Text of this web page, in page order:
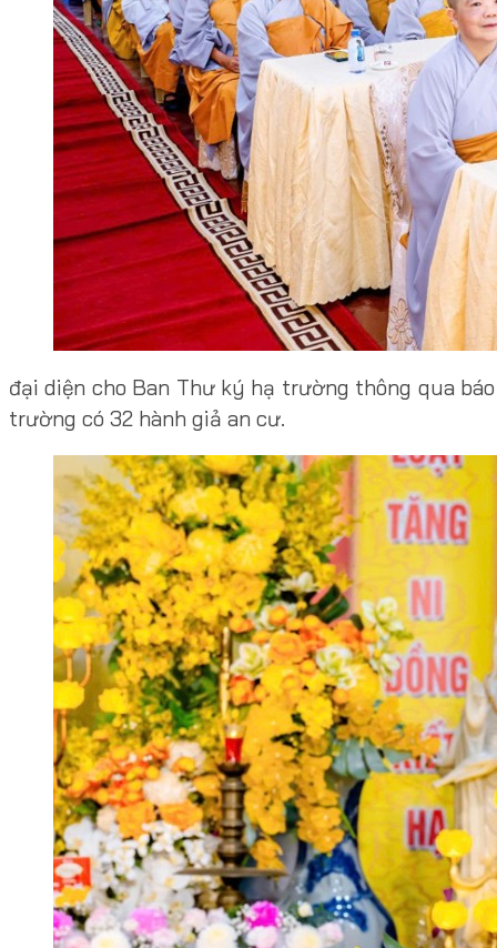
đại diện cho Ban Thư ký hạ trường thông qua
trường có 32 hành giả an cư.